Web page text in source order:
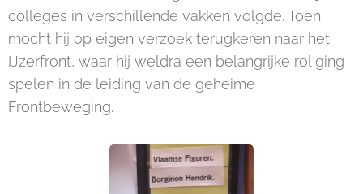
colleges in verschillende vakken volgde. Toen
mocht hij op eigen verzoek terugkeren naar het
IJzerfront, waar hij weldra een belangrijke rol ging
spelen in de leiding van de geheime
Frontbeweging.